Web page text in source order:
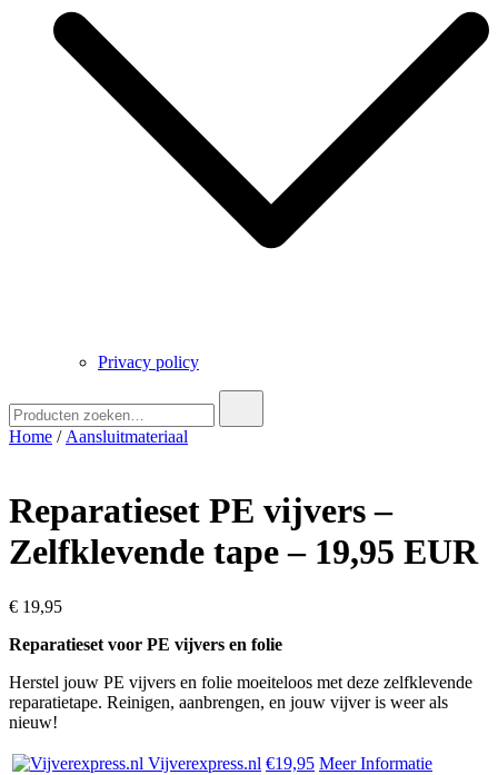
Privacy policy
naar:
Home / Aansluitmateriaal
Reparatieset PE vijvers –
Zelfklevende tape – 19,95 EUR
€ 19,95
Reparatieset voor PE vijvers en folie
Herstel jouw PE vijvers en folie moeiteloos met deze zelfklevende
reparatietape. Reinigen, aanbrengen, en jouw vijver is weer als
nieuw!
Vijverexpress.nl €19,95 Meer Informatie